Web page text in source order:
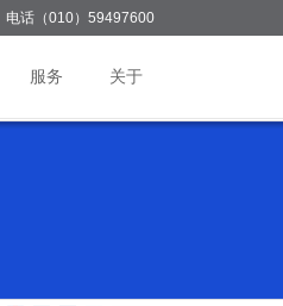
电话（010）59497600
服务 关于